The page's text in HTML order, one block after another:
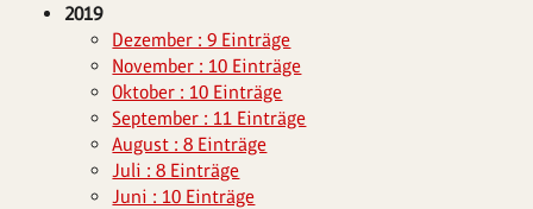
2019
Dezember : 9 Einträge
November : 10 Einträge
Oktober : 10 Einträge
September : 11 Einträge
August : 8 Einträge
Juli : 8 Einträge
Juni : 10 Einträge